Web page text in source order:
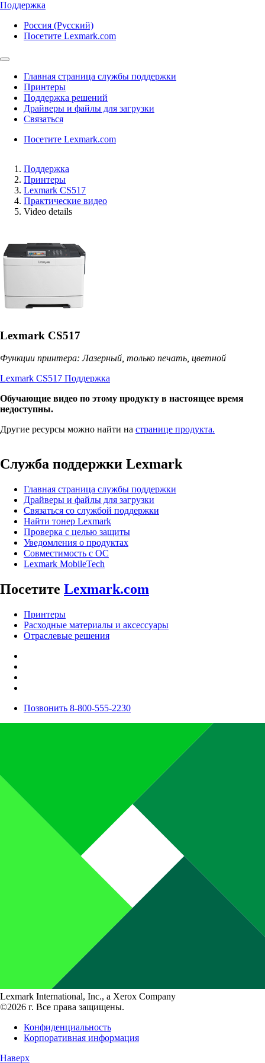
Поддержка
Россия (Русский)
Посетите Lexmark.com
Главная страница службы поддержки
Принтеры
Поддержка решений
Драйверы и файлы для загрузки
Связаться
Посетите Lexmark.com
Поддержка
Принтеры
Lexmark CS517
Практические видео
Video details
Lexmark CS517
Функции принтера: Лазерный, только печать, цветной
Lexmark CS517 Поддержка
Обучающие видео по этому продукту в настоящее время
недоступны.
Другие ресурсы можно найти на странице продукта.
Служба поддержки Lexmark
Главная страница службы поддержки
Драйверы и файлы для загрузки
Связаться со службой поддержки
Найти тонер Lexmark
Проверка с целью защиты
Уведомления о продуктах
Совместимость с ОС
Lexmark MobileTech
Посетите Lexmark.com
Принтеры
Расходные материалы и аксессуары
Отраслевые решения
Позвонить 8-800-555-2230
Lexmark International, Inc., a Xerox Company
©2026 г. Все права защищены.
Конфиденциальность
Корпоративная информация
Наверх